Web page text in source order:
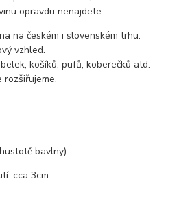
opravdu nenajdete.
na českém i slovenském trhu.
vzhled.
košíků, pufů, koberečků atd.
bavlny)
cca 3cm